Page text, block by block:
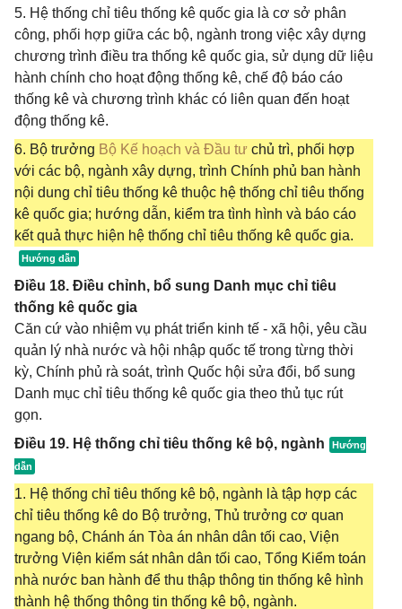
5. Hệ thống chỉ tiêu thống kê quốc gia là cơ sở phân
công, phối hợp giữa các bộ, ngành trong việc xây dựng
chương trình điều tra thống kê quốc gia, sử dụng dữ liệu
hành chính cho hoạt động thống kê, chế độ báo cáo
thống kê và chương trình khác có liên quan đến hoạt
động thống kê.
6. Bộ trưởng Bộ Kế hoạch và Đầu tư chủ trì, phối hợp
với các bộ, ngành xây dựng, trình Chính phủ ban hành
nội dung chỉ tiêu thống kê thuộc hệ thống chỉ tiêu thống
kê quốc gia; hướng dẫn, kiểm tra tình hình và báo cáo
kết quả thực hiện hệ thống chỉ tiêu thống kê quốc gia.
Điều 18. Điều chỉnh, bổ sung Danh mục chỉ tiêu
thống kê quốc gia
Căn cứ vào nhiệm vụ phát triển kinh tế - xã hội, yêu cầu
quản lý nhà nước và hội nhập quốc tế trong từng thời
kỳ, Chính phủ rà soát, trình Quốc hội sửa đổi, bổ sung
Danh mục chỉ tiêu thống kê quốc gia theo thủ tục rút
gọn.
Điều 19. Hệ thống chỉ tiêu thống kê bộ, ngành
1. Hệ thống chỉ tiêu thống kê bộ, ngành là tập hợp các
chỉ tiêu thống kê do Bộ trưởng, Thủ trưởng cơ quan
ngang bộ, Chánh án Tòa án nhân dân tối cao, Viện
trưởng Viện kiểm sát nhân dân tối cao, Tổng Kiểm toán
nhà nước ban hành để thu thập thông tin thống kê hình
thành hệ thống thông tin thống kê bộ, ngành.